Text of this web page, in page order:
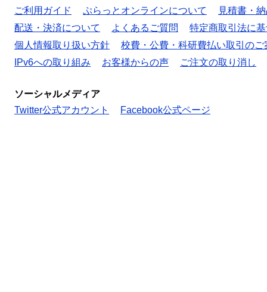
ご利用ガイド
ぷらっとオンラインについて
見積書・
配送・決済について
よくあるご質問
特定商取引法に
個人情報取り扱い方針
校費・公費・科研費払い取引のご
IPv6への取り組み
お客様からの声 ご注文の取り消し
ソーシャルメディア
Twitter公式アカウント
Facebook公式ページ